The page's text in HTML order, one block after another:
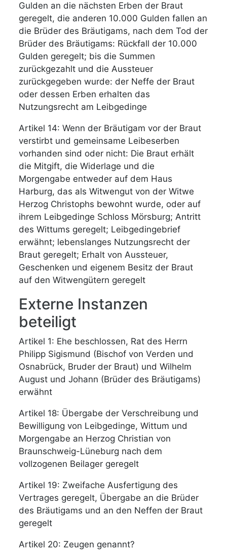
Gulden an die nächsten Erben der Braut
geregelt, die anderen 10.000 Gulden fallen an
die Brüder des Bräutigams, nach dem Tod der
Brüder des Bräutigams: Rückfall der 10.000
Gulden geregelt; bis die Summen
zurückgezahlt und die Aussteuer
zurückgegeben wurde: der Neffe der Braut
oder dessen Erben erhalten das
Nutzungsrecht am Leibgedinge
Artikel 14: Wenn der Bräutigam vor der Braut
verstirbt und gemeinsame Leibeserben
vorhanden sind oder nicht: Die Braut erhält
die Mitgift, die Widerlage und die
Morgengabe entweder auf dem Haus
Harburg, das als Witwengut von der Witwe
Herzog Christophs bewohnt wurde, oder auf
ihrem Leibgedinge Schloss Mörsburg; Antritt
des Wittums geregelt; Leibgedingebrief
erwähnt; lebenslanges Nutzungsrecht der
Braut geregelt; Erhalt von Aussteuer,
Geschenken und eigenem Besitz der Braut
auf den Witwengütern geregelt
Externe Instanzen
beteiligt
Artikel 1: Ehe beschlossen, Rat des Herrn
Philipp Sigismund (Bischof von Verden und
Osnabrück, Bruder der Braut) und Wilhelm
August und Johann (Brüder des Bräutigams)
erwähnt
Artikel 18: Übergabe der Verschreibung und
Bewilligung von Leibgedinge, Wittum und
Morgengabe an Herzog Christian von
Braunschweig-Lüneburg nach dem
vollzogenen Beilager geregelt
Artikel 19: Zweifache Ausfertigung des
Vertrages geregelt, Übergabe an die Brüder
des Bräutigams und an den Neffen der Braut
geregelt
Artikel 20: Zeugen genannt?